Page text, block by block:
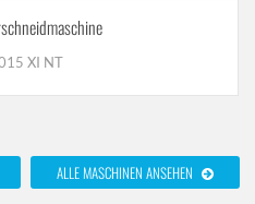
XI NT
ALLE MASCHINEN ANSEHEN